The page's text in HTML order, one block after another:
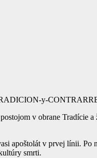
y-
v obrane Tradície
apoštolát v prvej línii. Po
smrti.